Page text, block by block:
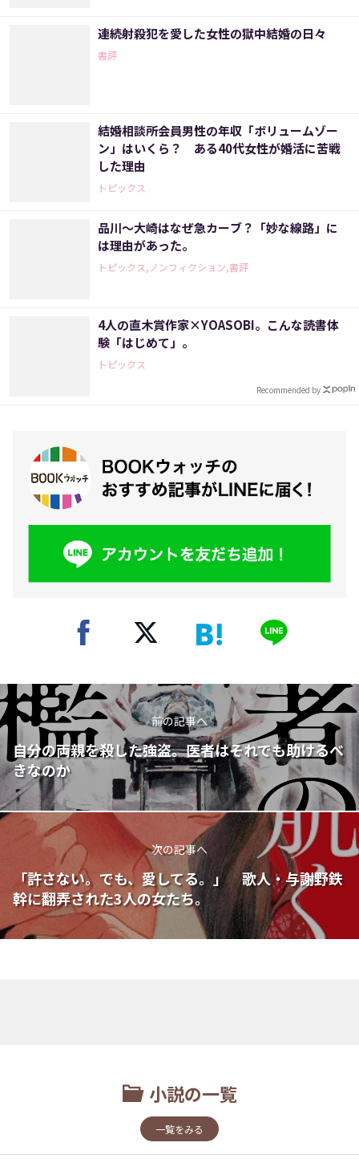
連続射殺犯を愛した女性の獄中結婚の日々
書評
結婚相談所会員男性の年収「ボリュームゾー
ン」はいくら？ ある40代女性が婚活に苦戦
した理由
トピックス
品川～大崎はなぜ急カーブ？「妙な線路」に
は理由があった。
トピックス,ノンフィクション,書評
4人の直木賞作家×YOASOBI。こんな読書体
験「はじめて」。
トピックス
Recommended by
前の記事へ
自分の両親を殺した強盗。医者はそれでも助けるべ
きなのか
次の記事へ
「許さない。でも、愛してる。」 歌人・与謝野鉄
幹に翻弄された3人の女たち。
小説の一覧
一覧をみる